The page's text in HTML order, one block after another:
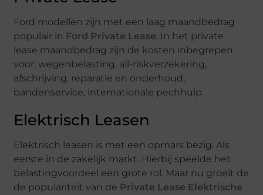
Ford modellen zijn met een laag maandbedrag
populair in Ford Private Lease. In het private
lease maandbedrag zijn de kosten inbegrepen
voor: wegenbelasting, all-riskverzekering,
afschrijving, reparatie en onderhoud,
bandenservice, internationale pechhulp.
Elektrisch Leasen
Elektrisch leasen is met een opmars bezig. Als
eerste in de zakelijk markt. Hierbij speelde het
belastingvoordeel een grote rol. Maar nu groeit de
de populariteit van de Private Lease Elektrische